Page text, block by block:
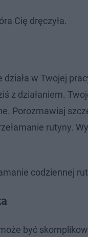
Cię dręczyła.
w Twojej
z działaniem.
Porozmawiaj
rutyny.
codziennej
być